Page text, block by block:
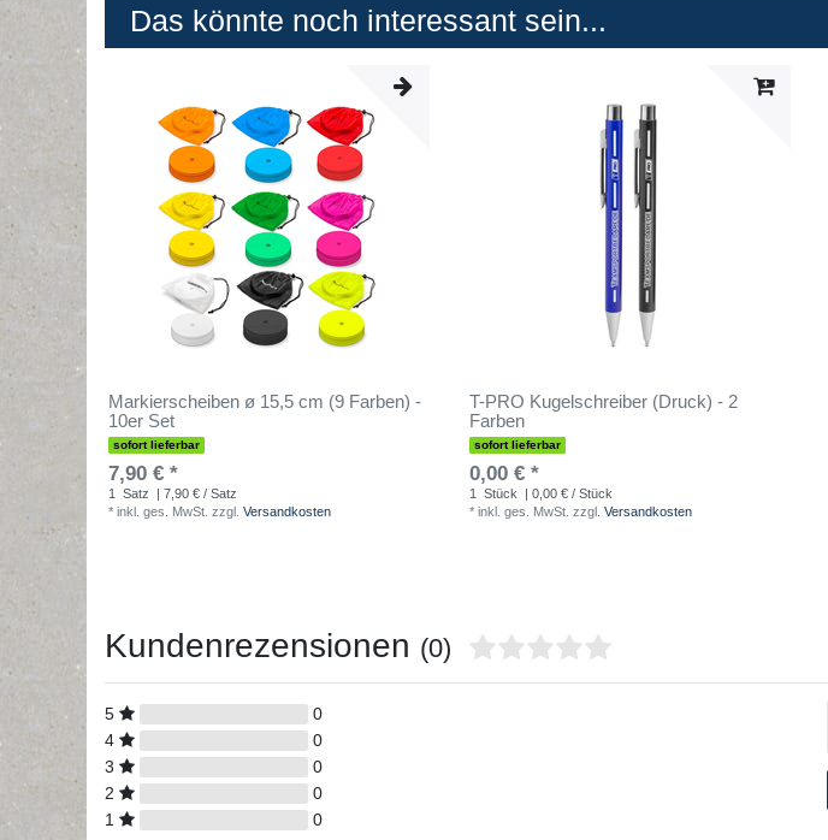
Das könnte noch interessant sein...
Markierscheiben ø 15,5 cm (9 Farben) -
10er Set
sofort lieferbar
7,90 € *
1 Satz
| 7,90 € / Satz
* inkl. ges. MwSt. zzgl. Versandkosten
T-PRO Kugelschreiber (Druck) - 2
Farben
sofort lieferbar
0,00 € *
1 Stück
| 0,00 € / Stück
* inkl. ges. MwSt. zzgl. Versandkosten
Kundenrezensionen (0)
5
0
4
0
3
0
2
0
1
0